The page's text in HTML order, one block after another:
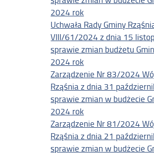
2024 rok
Uchwała Rady Gminy
VIII/61/2024 z dnia 15
sprawie zmian budżetu
2024 rok
Zarządzenie Nr 83/2024
Rząśnia z dnia 31
sprawie zmian w budżecie
2024 rok
Zarządzenie Nr 81/2024
Rząśnia z dnia 21
sprawie zmian w budżecie